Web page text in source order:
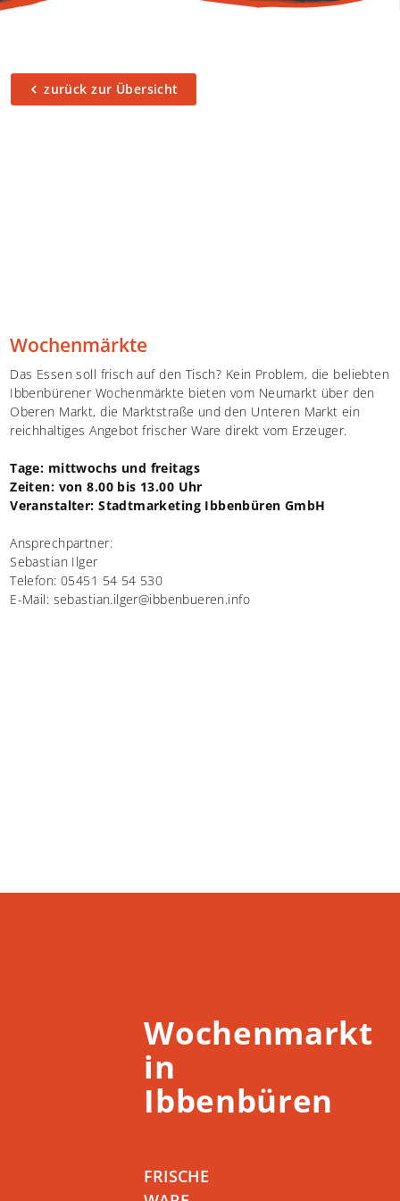
zurück zur Übersicht
Wochenmärkte
Das Essen soll frisch auf den Tisch? Kein Problem, die beliebten
Ibbenbürener Wochenmärkte bieten vom Neumarkt über den
Oberen Markt, die Marktstraße und den Unteren Markt ein
reichhaltiges Angebot frischer Ware direkt vom Erzeuger.
Tage: mittwochs und freitags
Zeiten: von 8.00 bis 13.00 Uhr
Veranstalter: Stadtmarketing Ibbenbüren GmbH
Ansprechpartner:
Sebastian Ilger
Telefon: 05451 54 54 530
E-Mail: sebastian.ilger@ibbenbueren.info
Wochenmarkt
in
Ibbenbüren
FRISCHE